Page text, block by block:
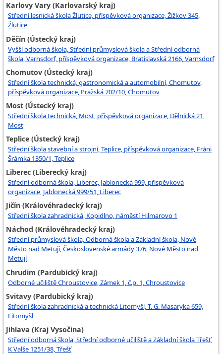
Karlovy Vary (Karlovarský kraj)
Střední lesnická škola Žlutice, příspěvková organizace, Žižkov 345,
Žlutice
Děčín (Ústecký kraj)
Vyšší odborná škola, Střední průmyslová škola a Střední odborná
škola, Varnsdorf, příspěvková organizace, Bratislavská 2166, Varnsdorf
Chomutov (Ústecký kraj)
Střední škola technická, gastronomická a automobilní, Chomutov,
příspěvková organizace, Pražská 702/10, Chomutov
Most (Ústecký kraj)
Střední škola technická, Most, příspěvková organizace, Dělnická 21,
Most
Teplice (Ústecký kraj)
Střední škola stavební a strojní, Teplice, příspěvková organizace, Fráni
Šrámka 1350/1, Teplice
Liberec (Liberecký kraj)
Střední odborná škola, Liberec, Jablonecká 999, příspěvková
organizace, Jablonecká 999/51, Liberec
Jičín (Královéhradecký kraj)
Střední škola zahradnická, Kopidlno, náměstí Hilmarovo 1
Náchod (Královéhradecký kraj)
Střední průmyslová škola, Odborná škola a Základní škola, Nové
Město nad Metují, Československé armády 376, Nové Město nad
Metují
Chrudim (Pardubický kraj)
Odborné učiliště Chroustovice, Zámek 1, č.p. 1, Chroustovice
Svitavy (Pardubický kraj)
Střední škola zahradnická a technická Litomyšl, T. G. Masaryka 659,
Litomyšl
Jihlava (Kraj Vysočina)
Střední odborná škola, Střední odborné učiliště a Základní škola Třešť,
K Valše 1251/38, Třešť